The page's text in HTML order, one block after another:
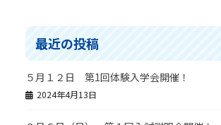
最近の投稿
５月１２日 第1回体験入学会開催！
2024年4月13日